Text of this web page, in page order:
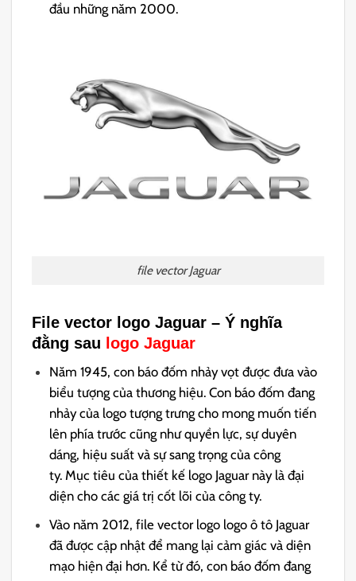
đầu những năm 2000.
file vector Jaguar
File vector logo Jaguar – Ý nghĩa
đằng sau logo Jaguar
Năm 1945, con báo đốm nhảy vọt được đưa vào
biểu tượng của thương hiệu. Con báo đốm đang
nhảy của logo tượng trưng cho mong muốn tiến
lên phía trước cũng như quyền lực, sự duyên
dáng, hiệu suất và sự sang trọng của công
ty. Mục tiêu của thiết kế logo Jaguar này là đại
diện cho các giá trị cốt lõi của công ty.
Vào năm 2012, file vector logo logo ô tô Jaguar
đã được cập nhật để mang lại cảm giác và diện
mạo hiện đại hơn. Kể từ đó, con báo đốm đang